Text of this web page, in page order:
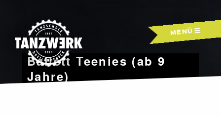
MENÜ
Ballett Teenies (ab 9
Jahre)